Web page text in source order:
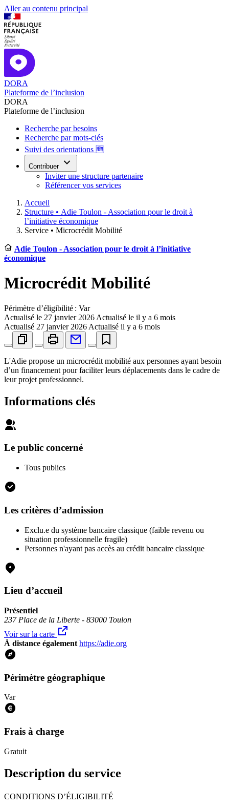
Aller au contenu principal
DORA
Plateforme de l’inclusion
DORA
Plateforme de l’inclusion
Recherche par besoins
Recherche par mots-clés
Suivi des orientations 🆕
Contribuer
Inviter une structure partenaire
Référencer vos services
Accueil
Structure • Adie Toulon - Association pour le droit à
l’initiative économique
Service • Microcrédit Mobilité
Adie Toulon - Association pour le droit à l’initiative
économique
Microcrédit Mobilité
Périmètre d’éligibilité : Var
Actualisé le 27 janvier 2026 Actualisé le il y a 6 mois
Actualisé 27 janvier 2026 Actualisé il y a 6 mois
L'Adie propose un microcrédit mobilité aux personnes ayant besoin
d’un financement pour faciliter leurs déplacements dans le cadre de
leur projet professionnel.
Informations clés
Le public concerné
Tous publics
Les critères d’admission
Exclu.e du système bancaire classique (faible revenu ou
situation professionnelle fragile)
Personnes n'ayant pas accès au crédit bancaire classique
Lieu d’accueil
Présentiel
237 Place de la Liberte - 83000 Toulon
Voir sur la carte
À distance également https://adie.org
Périmètre géographique
Var
Frais à charge
Gratuit
Description du service
CONDITIONS D’ÉLIGIBILITÉ